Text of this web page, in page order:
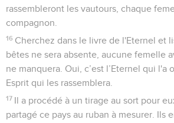
rassembleront les vautours, chaque
compagnon.
16 Cherchez dans le livre de l'Eternel et
bêtes ne sera absente, aucune femelle
ne manquera. Oui, c’est l’Eternel qui l'a
Esprit qui les rassemblera.
17 Il a procédé à un tirage au sort pour
partagé ce pays au ruban à mesurer. Ils